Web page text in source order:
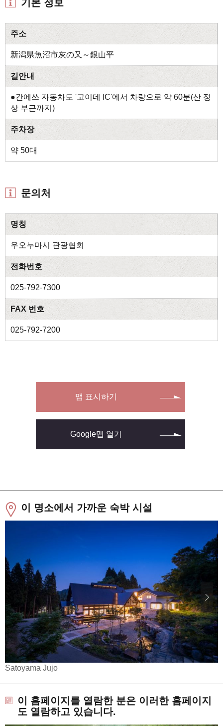
기본 정보
주소
新潟県魚沼市灰の又～銀山平
길안내
●간에쓰 자동차도 '고이데 IC'에서 차량으로 약 60분(산 정
상 부근까지)
주차장
약 50대
문의처
명칭
우오누마시 관광협회
전화번호
025-792-7300
FAX 번호
025-792-7200
맵 표시하기
Google맵 열기
이 명소에서 가까운 숙박 시설
Satoyama Jujo
이 홈페이지를 열람한 분은 이러한 홈페이지
도 열람하고 있습니다.